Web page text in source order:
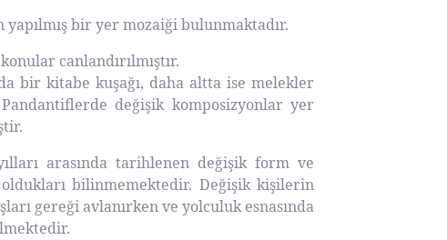
bir yer mozaiği bulunmaktadır.
canlandırılmıştır.
bir kitabe kuşağı, daha altta ise melekler
değişik komposizyonlar yer
arasında tarihlenen değişik form ve
bilinmemektedir. Değişik kişilerin
gereği avlanırken ve yolculuk esnasında